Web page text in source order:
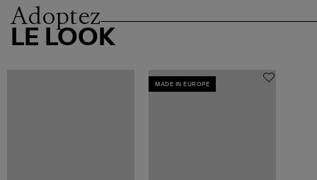
Adoptez
LE LOOK
MADE IN EUROPE